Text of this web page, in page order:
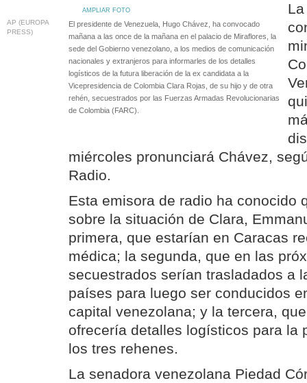
AMPLIAR FOTO
AP (EUROPA
PRESS)
El presidente de Venezuela, Hugo Chávez, ha convocado
mañana a las once de la mañana en el palacio de Miraflores, la
sede del Gobierno venezolano, a los medios de comunicación
nacionales y extranjeros para informarles de los detalles
logísticos de la futura liberación de la ex candidata a la
Vicepresidencia de Colombia Clara Rojas, de su hijo y de otra
rehén, secuestrados por las Fuerzas Armadas Revolucionarias
de Colombia (FARC).
miércoles pronunciará Chávez,
Radio.
Esta emisora de radio ha conocido
sobre la situación de Clara,
primera, que estarían en Caracas
médica; la segunda, que en las
secuestrados serían trasladados a
países para luego ser conducidos
capital venezolana; y la tercera,
ofrecería detalles logísticos para la
los tres rehenes.
La senadora venezolana Piedad